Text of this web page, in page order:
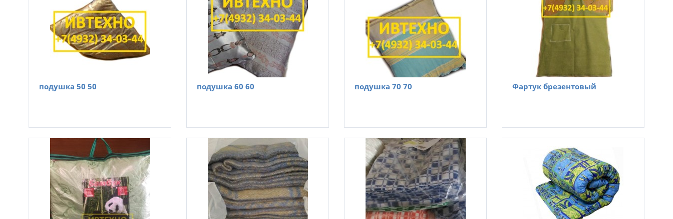
подушка 50 50 подушка 60 60 подушка 70 70 Фартук брезентовый